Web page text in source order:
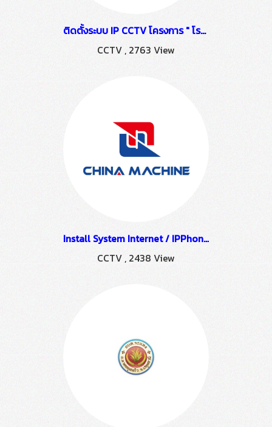
ติดตั้งระบบ IP CCTV โครงการ " โรงงานแปรรูปไก่ CPF " ติดตั้งโดย HSTN
CCTV , 2763 View
Install System Internet / IPPhone Project "Basehaus Design" by HSTN
CCTV , 2438 View